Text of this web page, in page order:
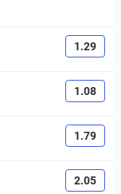
1.29
1.08
1.79
2.05